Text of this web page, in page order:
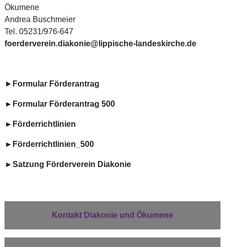
Ökumene
Andrea Buschmeier
Tel. 05231/976-647
foerderverein.diakonie@lippische-landeskirche.de
► Formular Förderantrag
► Formular Förderantrag 500
► Förderrichtlinien
► Förderrichtlinien_500
►Satzung Förderverein Diakonie
Kontakt Diakonie und Ökumene